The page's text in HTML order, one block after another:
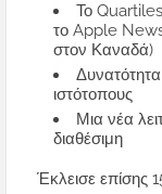
Το
το Apple
στον Καναδά)
ιστότοπους
Μια νέα
διαθέσιμη
Έκλεισε επίσης